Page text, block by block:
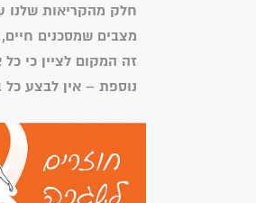
חלק מהקריאות שלנו
מצבים שמסכנים
זה המקום לציין כי
נוספת – אין לבצע כל